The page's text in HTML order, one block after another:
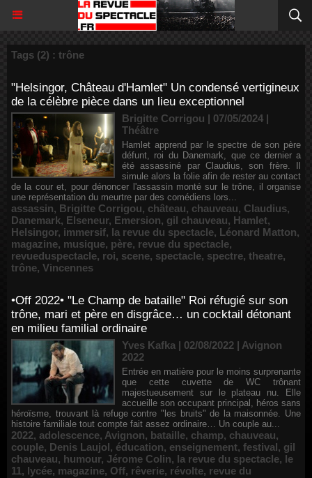
Tags (2) : trône
"Helsingor, Château d'Hamlet" Un condensé vertigineux
de la célèbre pièce dans un lieu exceptionnel
Brigitte Corrigou | 07/05/2024 |
Théâtre
Hamlet apprend par le spectre de son père
défunt, roi du Danemark, que ce dernier a
été assassiné par Claudius, son frère. Il
simule alors la folie afin de rester au contact
de la cour et, pour dénoncer l'assassin monté sur le trône, il organise
une représentation du meurtre par des comédiens lors...
assassin, Brigitte Corrigou, château, chauveau, Claudius,
Danemark, Elseneur, Emersion, gil chauveau, Hamlet,
Helsingor, immersif, la revue du spectacle, Léonard Matton,
magazine, musique, père, revue du spectacle,
revueduspectacle, roi, scene, spectacle, spectre, theatre,
trône, Vincennes
•Off 2022• "Le Champ de bataille" Roi réfugié sur son
trône, mari et père en disgrâce… un cocktail détonant
en milieu familial ordinaire
Yves Kafka | 02/08/2022 | Avignon
2022
Entrée en matière pour le moins surprenante
que cette cuvette de WC trônant
majestueusement sur le plateau nu. Elle
accueille son occupant principal, héros sans
héroïsme, trouvant là refuge contre "les bruits" de la maisonnée. Une
histoire familiale tout compte fait assez ordinaire… Un couple au...
2022, adolescence, Avignon, bataille, champ, chauveau,
couple, Denis Laujol, éducation, enseignement, festival, gil
chauveau, humour, Jérome Colin, la revue du spectacle, le
11, lycée, magazine, Off, rêverie, révolte, revue du